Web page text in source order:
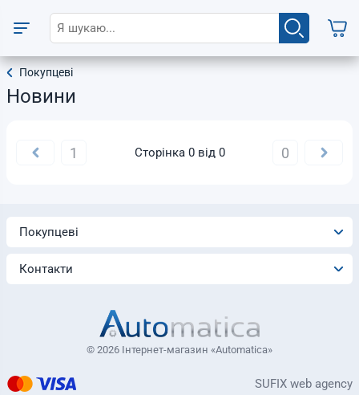
Покупцеві
Новини
1 Сторінка 0 від 0 0
Покупцеві
Контакти
© 2026 Інтернет-магазин «Automatica»
SUFIX web agency